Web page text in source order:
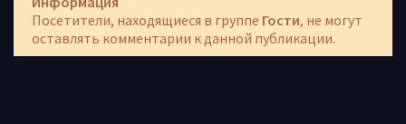
Посетители, находящиеся в группе Гости, не могут
оставлять комментарии к данной публикации.